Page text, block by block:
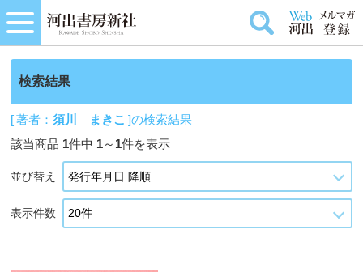
検索結果
[ 著者：須川 まきこ ]の検索結果
該当商品 1件中 1～ 1件を表示
並び替え
表示件数